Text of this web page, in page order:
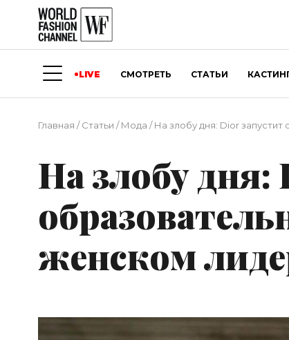
LIVE СМОТРЕТЬ СТАТЬИ
Главная /Статьи /Мода /На злобу дня: Dior
На злобу дня:
женском